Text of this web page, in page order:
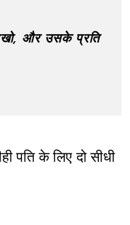
और उसके प्रति
पति के लिए दो सीधी